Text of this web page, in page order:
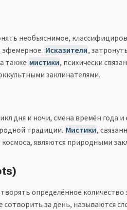
необъяснимое,
эфемерное. Исказители,
также мистики, психически
заклинателями.
дня и ночи, смена времён года
традиции. Мистики,
являются природными
определённое количество
за день, называются